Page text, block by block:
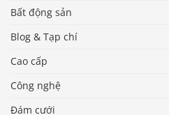
Bất động sản
Blog & Tạp chí
Cao cấp
Công nghệ
Đám cưới